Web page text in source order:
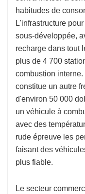
habitudes de
L'infrastructure pour
sous-développée,
recharge dans tout
plus de 4 700
combustion
constitue un autre
d'environ 50 000
un véhicule à
avec des
rude épreuve les
faisant des
plus fiable.
Le secteur